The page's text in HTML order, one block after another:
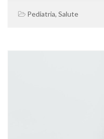
Pediatria, Salute